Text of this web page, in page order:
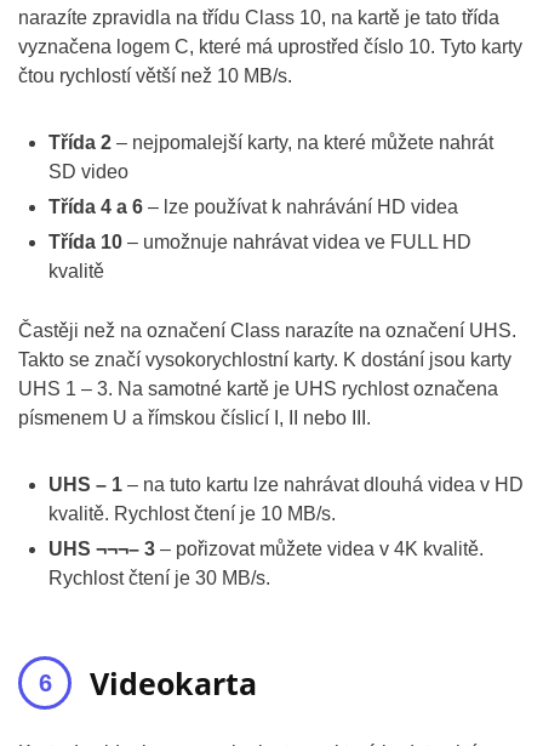
narazíte zpravidla na třídu Class 10, na kartě je tato třída
vyznačena logem C, které má uprostřed číslo 10. Tyto karty
čtou rychlostí větší než 10 MB/s.
Třída 2 – nejpomalejší karty, na které můžete nahrát
SD video
Třída 4 a 6 – lze používat k nahrávání HD videa
Třída 10 – umožnuje nahrávat videa ve FULL HD
kvalitě
Častěji než na označení Class narazíte na označení UHS.
Takto se značí vysokorychlostní karty. K dostání jsou karty
UHS 1 – 3. Na samotné kartě je UHS rychlost označena
písmenem U a římskou číslicí I, II nebo III.
UHS – 1 – na tuto kartu lze nahrávat dlouhá videa v HD
kvalitě. Rychlost čtení je 10 MB/s.
UHS ¬¬¬– 3 – pořizovat můžete videa v 4K kvalitě.
Rychlost čtení je 30 MB/s.
Videokarta